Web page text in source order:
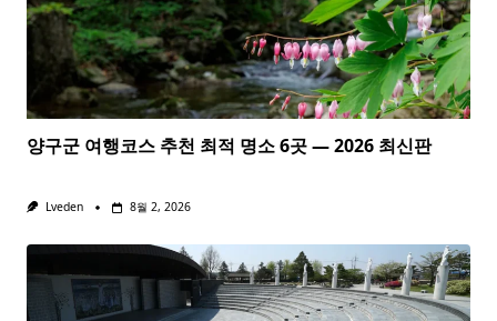
양구군 여행코스 추천 최적 명소 6곳 — 2026 최신판
Lveden 8월 2, 2026